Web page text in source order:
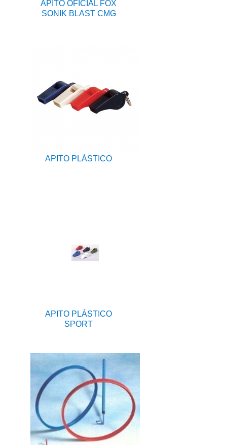
APITO OFICIAL FOX
SONIK BLAST CMG
APITO PLÁSTICO
APITO PLÁSTICO
SPORT